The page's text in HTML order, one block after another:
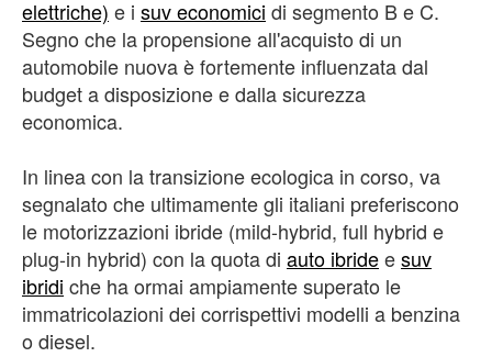
elettriche) e i suv economici di segmento B e C.
Segno che la propensione all'acquisto di un
automobile nuova è fortemente influenzata dal
budget a disposizione e dalla sicurezza
economica.
In linea con la transizione ecologica in corso, va
segnalato che ultimamente gli italiani preferiscono
le motorizzazioni ibride (mild-hybrid, full hybrid e
plug-in hybrid) con la quota di auto ibrideesuv
ibridi che ha ormai ampiamente superato le
immatricolazioni dei corrispettivi modelli a benzina
o diesel.